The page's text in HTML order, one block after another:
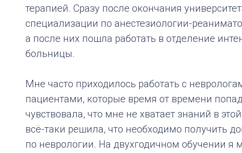
терапией. Сразу после окончания
специализации по анестезиологии-
а после них пошла работать в отделение
больницы.
Мне часто приходилось работать с
пациентами, которые время от времени
чувствовала, что мне не хватает знаний в
всё-таки решила, что необходимо получить
по неврологии. На двухгодичном обучении я